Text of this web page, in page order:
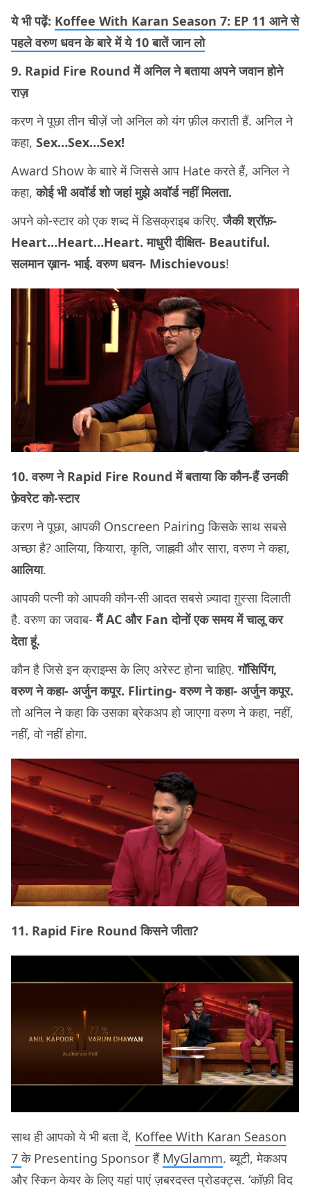
ये भी पढ़ें: Koffee With Karan Season 7: EP 11 आने से
पहले वरुण धवन के बारे में ये 10 बातें जान लो
9. Rapid Fire Round में अनिल ने बताया अपने जवान होने
राज़
करण ने पूछा तीन चीज़ें जो अनिल को यंग फ़ील कराती हैं. अनिल ने
कहा, Sex…Sex…Sex!
Award Show के बाारे में जिससे आप Hate करते हैं, अनिल ने
कहा,कोई भी अवॉर्ड शो जहां मुझे अवॉर्ड नहीं मिलता.
अपने को-स्टार को एक शब्द में डिसक्राइब करिए.जैकी श्रॉफ़-
Heart…Heart…Heart. माधुरी दीक्षित- Beautiful.
सलमान ख़ान- भाई. वरुण धवन- Mischievous!
10. वरुण ने Rapid Fire Round में बताया कि कौन-हैं उनकी
फ़ेवरेट को-स्टार
करण ने पूछा, आपकी Onscreen Pairing किसके साथ सबसे
अच्छा है? आलिया, कियारा, कृति, जाह्नवी और सारा, वरुण ने कहा,
आलिया.
आपकी पत्नी को आपकी कौन-सी आदत सबसे ज़्यादा ग़ुस्सा दिलाती
है. वरुण का जवाब-मैं AC और Fan दोनों एक समय में चालू कर
देता हूं.
कौन है जिसे इन क्राइम्स के लिए अरेस्ट होना चाहिए.गॉसिपिंग,
वरुण ने कहा- अर्जुन कपूर. Flirting- वरुण ने कहा- अर्जुन कपूर.
तो अनिल ने कहा कि उसका ब्रेकअप हो जाएगा वरुण ने कहा, नहीं,
नहीं, वो नहीं होगा.
11. Rapid Fire Round किसने जीता?
साथ ही आपको ये भी बता दें, Koffee With Karan Season
7के Presenting Sponsor हैं MyGlamm. ब्यूटी, मेकअप
और स्किन केयर के लिए यहां पाएं ज़बरदस्त प्रोडक्ट्स. ‘कॉफ़ी विद